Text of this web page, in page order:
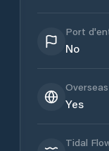
Port
No
Yes
Tidal